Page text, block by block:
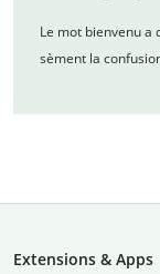
Le mot bienvenu a
sèment la
Extensions & Apps